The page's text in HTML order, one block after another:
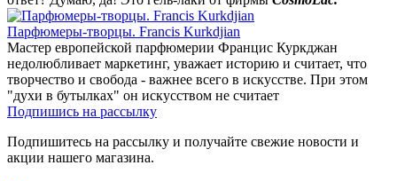
Парфюмеры-творцы. Francis Kurkdjian
Мастер европейской парфюмерии Францис Куркджан
недолюбливает маркетинг, уважает историю и считает, что
творчество и свобода - важнее всего в искусстве. При этом
"духи в бутылках" он искусством не считает
Подпишись на рассылку
Подпишитесь на рассылку и получайте свежие новости и
акции нашего магазина.